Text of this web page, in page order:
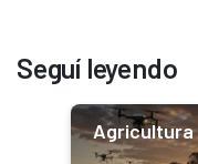
Seguí leyendo
Agricultura